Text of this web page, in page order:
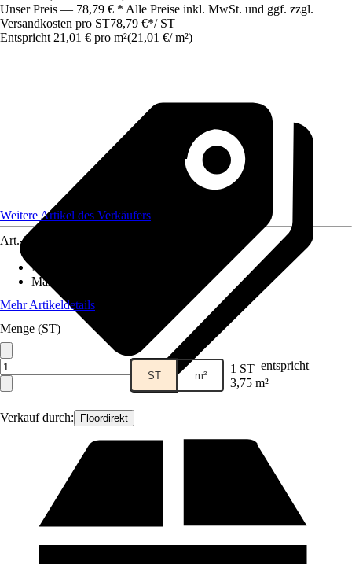
Unser Preis — 78,79 € * Alle Preise inkl. MwSt. und ggf. zzgl.
Versandkosten pro ST78,79 €*/ ST
Entspricht 21,01 € pro m²(21,01 €/ m²)
Verkauf durch: Floordirekt
Weitere Artikel des Verkäufers
Art.-Nr.
Material
Maße (BxL)
Mehr Artikeldetails
Menge (ST)
ST m² 1 ST entspricht
3,75 m²